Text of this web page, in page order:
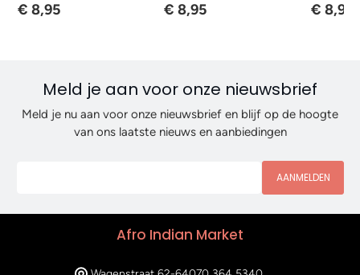
€ 8,95 € 8,95 € 8,95
Meld je aan voor onze nieuwsbrief
Meld je nu aan voor onze nieuwsbrief en blijf op de hoogte
van ons laatste nieuws en aanbiedingen
AANMELDEN
Afro Indian Market